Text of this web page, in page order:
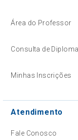
Área do Professor
Consulta de
Minhas Inscrições
Atendimento
Fale Conosco